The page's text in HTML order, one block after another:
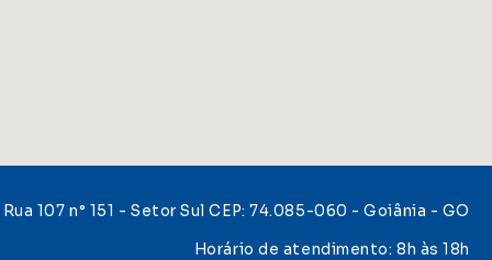
Rua 107 n° 151 - Setor Sul CEP: 74.085-060 - Goiânia - GO
Horário de atendimento: 8h às 18h